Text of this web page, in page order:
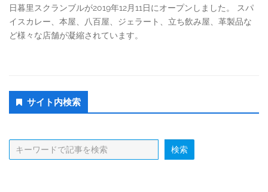
日暮里スクランブルが2019年12月11日にオープンしました。 スパ
イスカレー、本屋、八百屋、ジェラート、立ち飲み屋、革製品な
ど様々な店舗が凝縮されています。
Secondary
Sidebar
サイト内検索